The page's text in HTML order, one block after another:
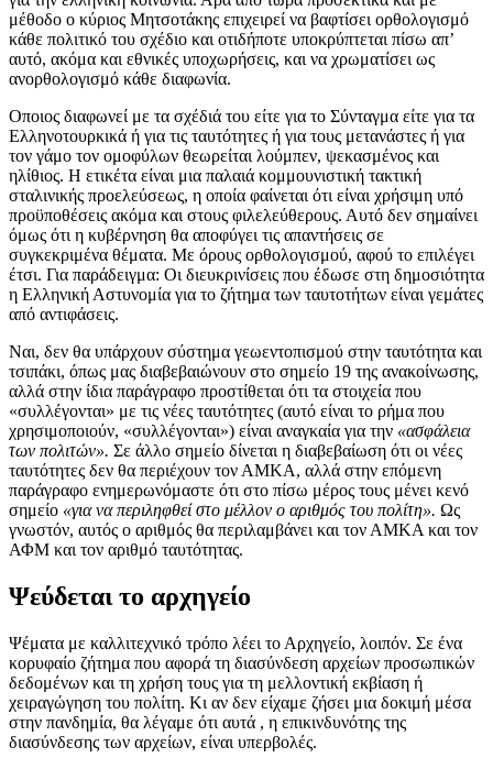
μέθοδο ο κύριος Μητσοτάκης επιχειρεί να βαφτίσει ορθολογισμό
κάθε πολιτικό του σχέδιο και οτιδήποτε υποκρύπτεται πίσω απ’
αυτό, ακόμα και εθνικές υποχωρήσεις, και να χρωματίσει ως
ανορθολογισμό κάθε διαφωνία.
Οποιος διαφωνεί με τα σχέδιά του είτε για το Σύνταγμα είτε για τα
Ελληνοτουρκικά ή για τις ταυτότητες ή για τους μετανάστες ή για
τον γάμο τον ομοφύλων θεωρείται λούμπεν, ψεκασμένος και
ηλίθιος. Η ετικέτα είναι μια παλαιά κομμουνιστική τακτική
σταλινικής προελεύσεως, η οποία φαίνεται ότι είναι χρήσιμη υπό
προϋποθέσεις ακόμα και στους φιλελεύθερους. Αυτό δεν σημαίνει
όμως ότι η κυβέρνηση θα αποφύγει τις απαντήσεις σε
συγκεκριμένα θέματα. Με όρους ορθολογισμού, αφού το επιλέγει
έτσι. Για παράδειγμα: Οι διευκρινίσεις που έδωσε στη δημοσιότητα
η Ελληνική Αστυνομία για το ζήτημα των ταυτοτήτων είναι γεμάτες
από αντιφάσεις.
Ναι, δεν θα υπάρχουν σύστημα γεωεντοπισμού στην ταυτότητα και
τσιπάκι, όπως μας διαβεβαιώνουν στο σημείο 19 της ανακοίνωσης,
αλλά στην ίδια παράγραφο προστίθεται ότι τα στοιχεία που
«συλλέγονται» με τις νέες ταυτότητες (αυτό είναι το ρήμα που
χρησιμοποιούν, «συλλέγονται») είναι αναγκαία για την «ασφάλεια
των πολιτών». Σε άλλο σημείο δίνεται η διαβεβαίωση ότι οι νέες
ταυτότητες δεν θα περιέχουν τον ΑΜΚΑ, αλλά στην επόμενη
παράγραφο ενημερωνόμαστε ότι στο πίσω μέρος τους μένει κενό
σημείο «για να περιληφθεί στο μέλλον ο αριθμός του πολίτη». Ως
γνωστόν, αυτός ο αριθμός θα περιλαμβάνει και τον ΑΜΚΑ και τον
ΑΦΜ και τον αριθμό ταυτότητας.
Ψεύδεται το αρχηγείο
Ψέματα με καλλιτεχνικό τρόπο λέει το Αρχηγείο, λοιπόν. Σε ένα
κορυφαίο ζήτημα που αφορά τη διασύνδεση αρχείων προσωπικών
δεδομένων και τη χρήση τους για τη μελλοντική εκβίαση ή
χειραγώγηση του πολίτη. Κι αν δεν είχαμε ζήσει μια δοκιμή μέσα
στην πανδημία, θα λέγαμε ότι αυτά , η επικινδυνότης της
διασύνδεσης των αρχείων, είναι υπερβολές.